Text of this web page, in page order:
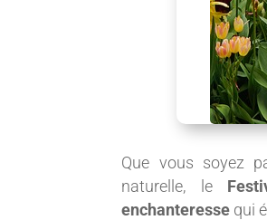
Que vous soyez
naturelle, le
enchanteresse qui